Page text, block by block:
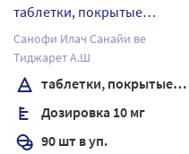
таблетки, покрытые
пленочной оболочкой
Санофи Илач Санайи ве
Тиджарет А.Ш
таблетки, покрытые пленочной оболочкой
Дозировка 10 мг
90 шт в уп.